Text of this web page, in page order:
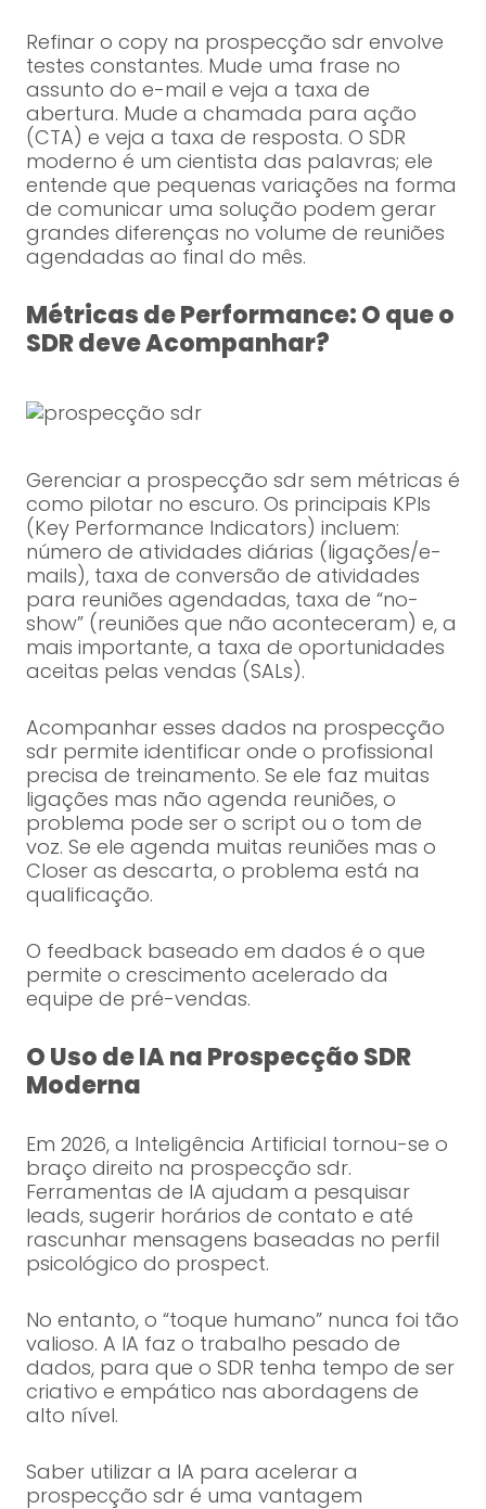
Refinar o copy na prospecção sdr envolve
testes constantes. Mude uma frase no
assunto do e-mail e veja a taxa de
abertura. Mude a chamada para ação
(CTA) e veja a taxa de resposta. O SDR
moderno é um cientista das palavras; ele
entende que pequenas variações na forma
de comunicar uma solução podem gerar
grandes diferenças no volume de reuniões
agendadas ao final do mês.
Métricas de Performance: O que o
SDR deve Acompanhar?
Gerenciar a prospecção sdr sem métricas é
como pilotar no escuro. Os principais KPIs
(Key Performance Indicators) incluem:
número de atividades diárias (ligações/e-
mails), taxa de conversão de atividades
para reuniões agendadas, taxa de “no-
show” (reuniões que não aconteceram) e, a
mais importante, a taxa de oportunidades
aceitas pelas vendas (SALs).
Acompanhar esses dados na prospecção
sdr permite identificar onde o profissional
precisa de treinamento. Se ele faz muitas
ligações mas não agenda reuniões, o
problema pode ser o script ou o tom de
voz. Se ele agenda muitas reuniões mas o
Closer as descarta, o problema está na
qualificação.
O feedback baseado em dados é o que
permite o crescimento acelerado da
equipe de pré-vendas.
O Uso de IA na Prospecção SDR
Moderna
Em 2026, a Inteligência Artificial tornou-se o
braço direito na prospecção sdr.
Ferramentas de IA ajudam a pesquisar
leads, sugerir horários de contato e até
rascunhar mensagens baseadas no perfil
psicológico do prospect.
No entanto, o “toque humano” nunca foi tão
valioso. A IA faz o trabalho pesado de
dados, para que o SDR tenha tempo de ser
criativo e empático nas abordagens de
alto nível.
Saber utilizar a IA para acelerar a
prospecção sdr é uma vantagem